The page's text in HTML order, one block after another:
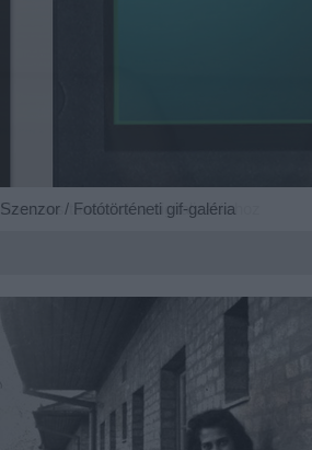
Hasznos tanácsok a digitalizáláshoz